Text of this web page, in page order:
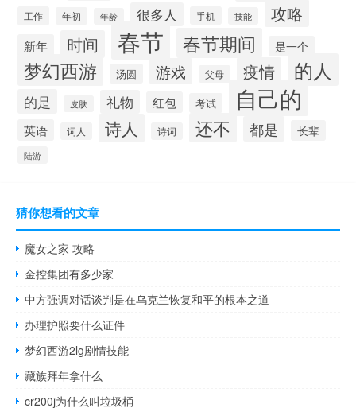
工作 年初 年龄 很多人 手机 技能 攻略
新年 时间 春节 春节期间 是一个
梦幻西游 汤圆 游戏 父母 疫情 的人
的是 皮肤 礼物 红包 考试 自己的
英语 词人 诗人 诗词 还不 都是 长辈
陆游
猜你想看的文章
魔女之家 攻略
金控集团有多少家
中方强调对话谈判是在乌克兰恢复和平的根本之道
办理护照要什么证件
梦幻西游2lg剧情技能
藏族拜年拿什么
cr200j为什么叫垃圾桶